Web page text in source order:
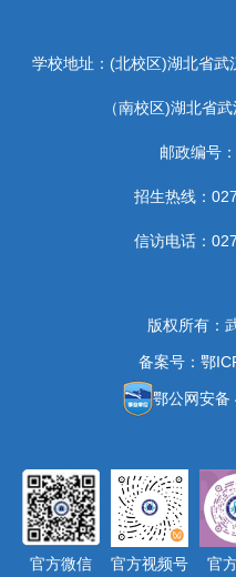
学校地址：(北校区)湖北省
（南校区)湖北省
邮政编号
招生热线：
信访电话：
版权所有：
备案号：鄂
鄂公网安备
官方微信 官方视频号 官